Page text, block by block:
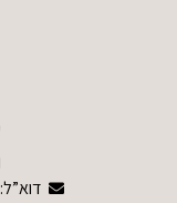
דוא”ל: info@ergonomicoffice.co.il